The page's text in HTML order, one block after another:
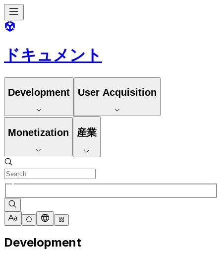
ドキュメント
Development User Acquisition
Monetization 産業
Development